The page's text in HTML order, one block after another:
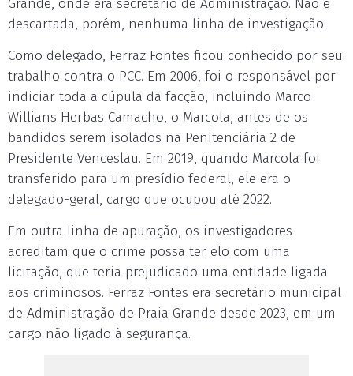
Grande, onde era secretário de Administração. Não é
descartada, porém, nenhuma linha de investigação.
Como delegado, Ferraz Fontes ficou conhecido por seu
trabalho contra o PCC. Em 2006, foi o responsável por
indiciar toda a cúpula da facção, incluindo Marco
Willians Herbas Camacho, o Marcola, antes de os
bandidos serem isolados na Penitenciária 2 de
Presidente Venceslau. Em 2019, quando Marcola foi
transferido para um presídio federal, ele era o
delegado-geral, cargo que ocupou até 2022.
Em outra linha de apuração, os investigadores
acreditam que o crime possa ter elo com uma
licitação, que teria prejudicado uma entidade ligada
aos criminosos. Ferraz Fontes era secretário municipal
de Administração de Praia Grande desde 2023, em um
cargo não ligado à segurança.